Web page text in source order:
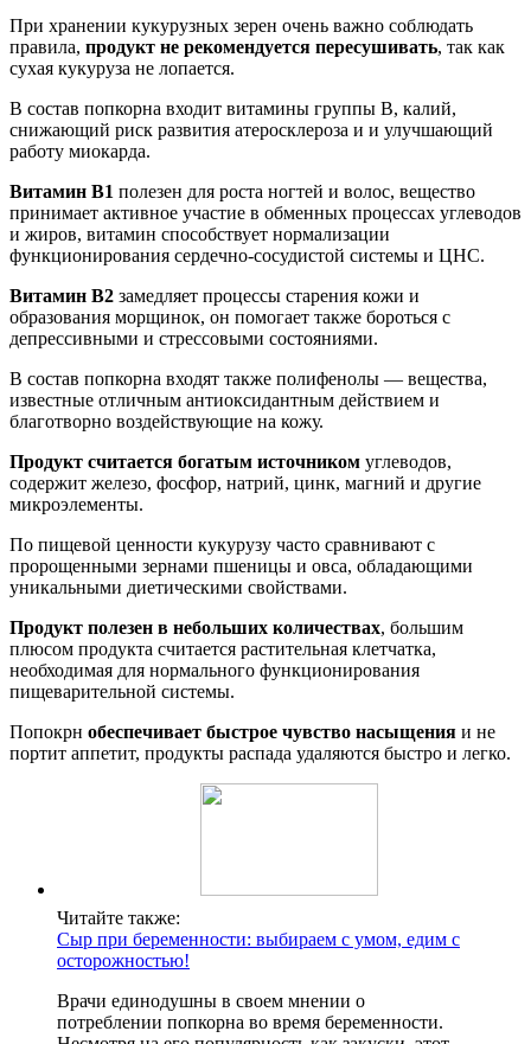
При хранении кукурузных зерен очень важно соблюдать
правила, продукт не рекомендуется пересушивать, так как
сухая кукуруза не лопается.
В состав попкорна входит витамины группы В, калий,
снижающий риск развития атеросклероза и и улучшающий
работу миокарда.
Витамин В1 полезен для роста ногтей и волос, вещество
принимает активное участие в обменных процессах углеводов
и жиров, витамин способствует нормализации
функционирования сердечно-сосудистой системы и ЦНС.
Витамин В2 замедляет процессы старения кожи и
образования морщинок, он помогает также бороться с
депрессивными и стрессовыми состояниями.
В состав попкорна входят также полифенолы — вещества,
известные отличным антиоксидантным действием и
благотворно воздействующие на кожу.
Продукт считается богатым источником углеводов,
содержит железо, фосфор, натрий, цинк, магний и другие
микроэлементы.
По пищевой ценности кукурузу часто сравнивают с
пророщенными зернами пшеницы и овса, обладающими
уникальными диетическими свойствами.
Продукт полезен в небольших количествах, большим
плюсом продукта считается растительная клетчатка,
необходимая для нормального функционирования
пищеварительной системы.
Попокрн обеспечивает быстрое чувство насыщения и не
портит аппетит, продукты распада удаляются быстро и легко.
Читайте также:
Сыр при беременности: выбираем с умом, едим с
осторожностью!
Врачи единодушны в своем мнении о
потреблении попкорна во время беременности.